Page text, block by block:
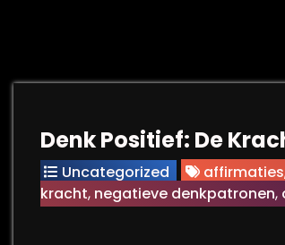
Denk Positief: De
Uncategorized affirmaties
kracht, negatieve denkpatronen,